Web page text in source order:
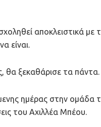
αποκλειστικά
είναι.
θα ξεκαθάρισε τα πάντα.
ημέρας στην ομάδα
του Αχιλλέα Μπέου.